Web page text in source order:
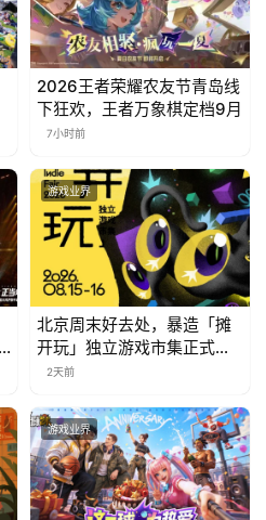
2026王者荣耀农友节青岛线
下狂欢，王者万象棋定档9月
7小时前
游戏业界
北京周末好去处，暴造「摊
开玩」独立游戏市集正式开
票！
2天前
游戏业界